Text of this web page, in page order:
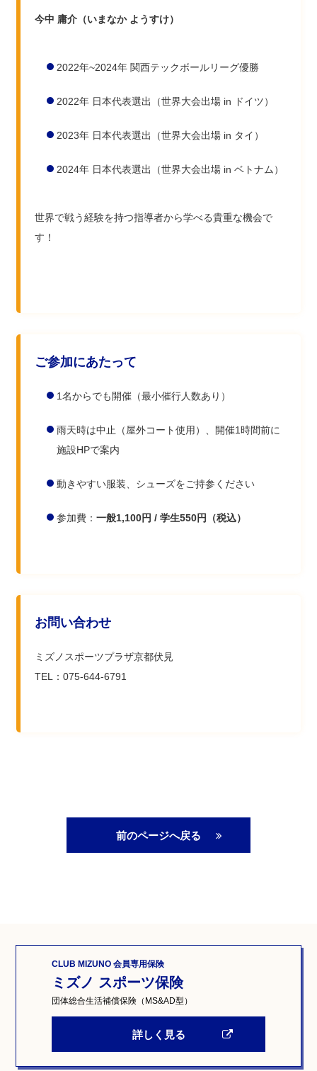
今中 庸介（いまなか ようすけ）
2022年~2024年 関西テックボールリーグ優勝
2022年 日本代表選出（世界大会出場 in ドイツ）
2023年 日本代表選出（世界大会出場 in タイ）
2024年 日本代表選出（世界大会出場 in ベトナム）
世界で戦う経験を持つ指導者から学べる貴重な機会で
す！
ご参加にあたって
1名からでも開催（最小催行人数あり）
雨天時は中止（屋外コート使用）、開催1時間前に
施設HPで案内
動きやすい服装、シューズをご持参ください
参加費：一般1,100円 / 学生550円（税込）
お問い合わせ
ミズノスポーツプラザ京都伏見
TEL：075-644-6791
前のページへ戻る
CLUB MIZUNO 会員専用保険
ミズノ スポーツ保険
団体総合生活補償保険（MS&AD型）
詳しく見る